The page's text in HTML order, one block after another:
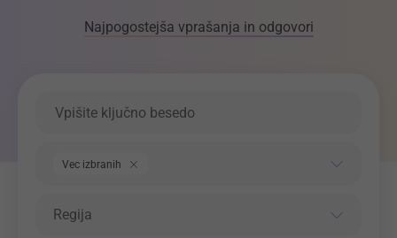
Najpogostejša vprašanja in odgovori
Vec izbranih
Regija